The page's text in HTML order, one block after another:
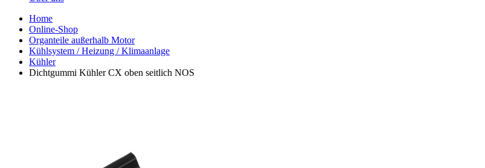
Home
Online-Shop
Organteile außerhalb Motor
Kühlsystem / Heizung / Klimaanlage
Kühler
Dichtgummi Kühler CX oben seitlich NOS